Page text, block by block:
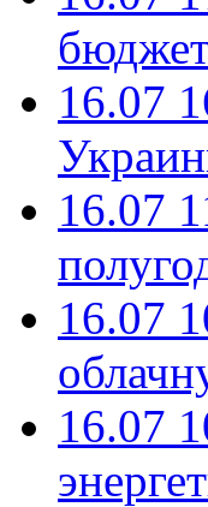
16.07
16.07
16.07
16.07